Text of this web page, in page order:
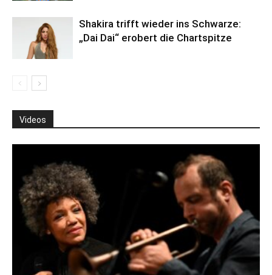
Shakira trifft wieder ins Schwarze:
„Dai Dai“ erobert die Chartspitze
Videos